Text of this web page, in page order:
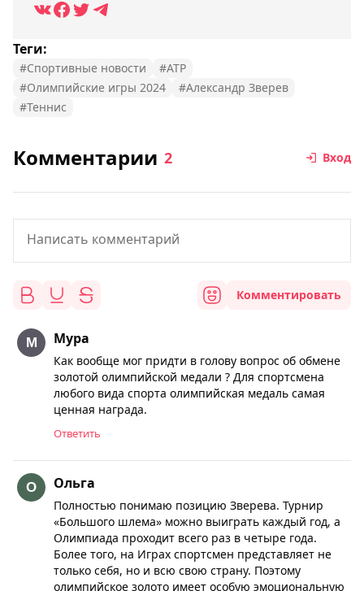
Теги:
#Спортивные новости
#ATP
#Олимпийские игры 2024
#Александр Зверев
#Теннис
Комментарии 2 Вход
Комментировать
Мура
Как вообще мог придти в голову вопрос об обмене
золотой олимпийской медали ? Для спортсмена
любого вида спорта олимпийская медаль самая
ценная награда.
Ответить
Ольга
Полностью понимаю позицию Зверева. Турнир
«Большого шлема» можно выиграть каждый год, а
Олимпиада проходит всего раз в четыре года.
Более того, на Играх спортсмен представляет не
только себя, но и всю свою страну. Поэтому
олимпийское золото имеет особую эмоциональную